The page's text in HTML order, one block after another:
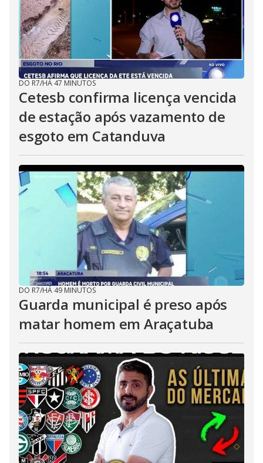
DO R7/HÁ 47 MINUTOS
Cetesb confirma licença vencida
de estação após vazamento de
esgoto em Catanduva
DO R7/HÁ 49 MINUTOS
Guarda municipal é preso após
matar homem em Araçatuba